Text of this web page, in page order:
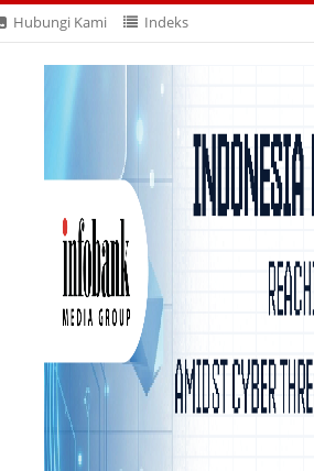
Hubungi Kami Indeks